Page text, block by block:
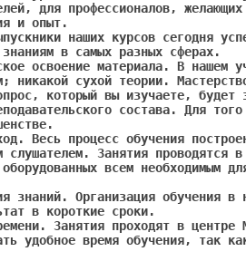
для профессионалов,
и опыт.
наших курсов сегодня
знаниям в самых разных сферах.
освоение материала. В нашем
никакой сухой теории.
который вы изучаете, будет
состава. Для
Весь процесс обучения
слушателем. Занятия проводятся
всем необходимым
знаний. Организация обучения в
в короткие сроки.
Занятия проходят в
удобное время обучения, так